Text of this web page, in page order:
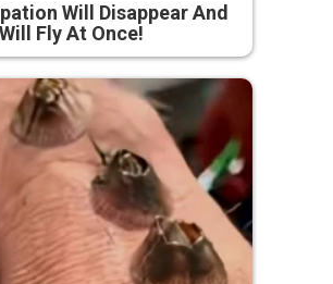
Will Disappear And
Fly At Once!